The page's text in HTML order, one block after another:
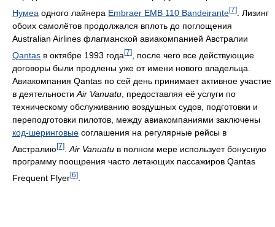
Нумеа одного лайнера Embraer EMB 110 Bandeirante[7]
. Лизинг
обоих самолётов продолжался вплоть до поглощения
Australian Airlines флагманской авиакомпанией Австралии
Qantas в октябре 1993 года [7]
, после чего все действующие
договоры были продлены уже от имени нового владельца.
Авиакомпания Qantas по сей день принимает активное участие
в деятельности Air Vanuatu , предоставляя её услуги по
техническому обслуживанию воздушных судов, подготовки и
переподготовки пилотов, между авиакомпаниями заключены
код-шеринговые соглашения на регулярные рейсы в
Австралию[7] Air Vanuatu в полном мере использует бонусную
программу поощрения часто летающих пассажиров Qantas
Frequent Flyer[6]